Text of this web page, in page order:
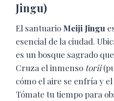
Jingu)
El santuario Meiji Jingu
esencial de la ciudad.
es un bosque sagrado
Cruza el inmenso torii
cómo el aire se enfría y
Tómate tu tiempo para